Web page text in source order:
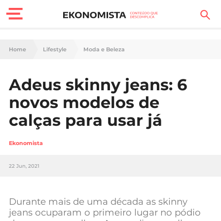
Finanças Pessoais
Carreira
Casa
Lifestyle
Sociedade
Negócios
Home Lifestyle Moda e Beleza
Adeus skinny jeans: 6
novos modelos de
calças para usar já
Ekonomista
22 Jun, 2021
Durante mais de uma década as skinny
jeans ocuparam o primeiro lugar no pódio